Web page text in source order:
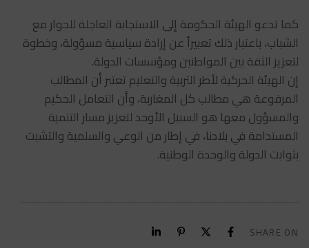
كما تدعو الهيئة الحكومة إلى الاستجابة العاجلة للحوار مع
الشباب، باعتبار ذلك تعبيراً عن إرادة سياسية مسؤولة، وخطوة
لتعزيز الثقة بين المواطنين ومؤسسات الدولة.
إن الهيئة الحركية لأطر التربية والتعليم تعتبر أن المطالب
المرفوعة هي مطالب كل المغاربة، وأن التعامل الحكيم
والمسؤول معها هو السبيل الأوحد لتعزيز مسار التنمية
المستدامة في بلادنا، في إطار من الوعي والسلمية والتشبث
بثوابت الدولة والوحدة الوطنية.
SHARE ON